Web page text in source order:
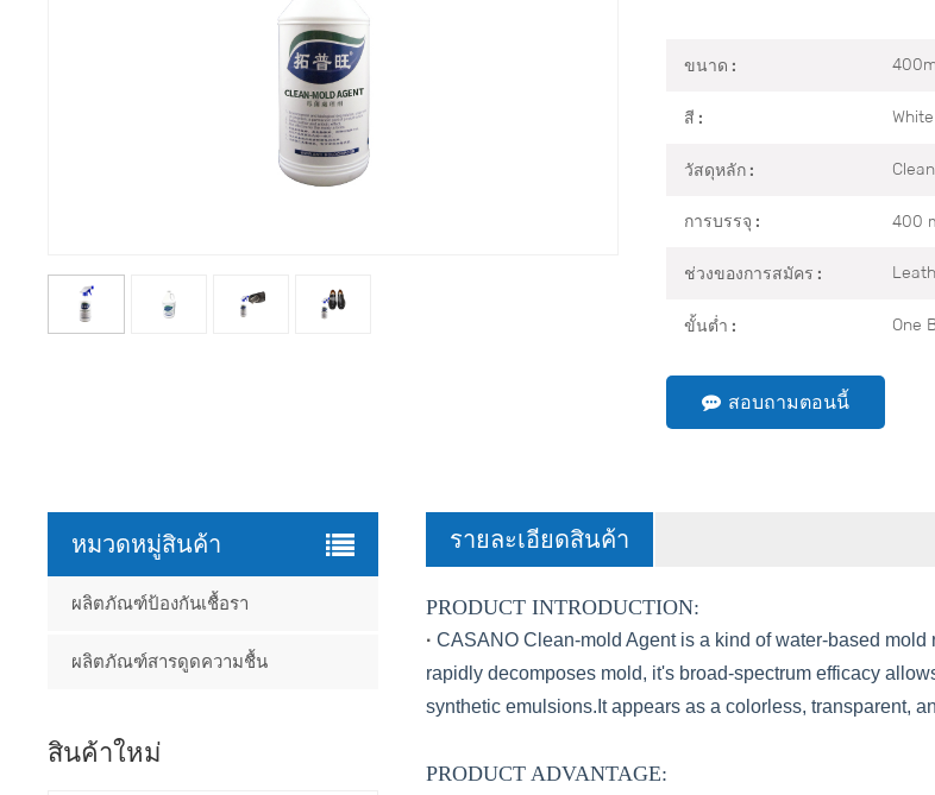
ขนาด :
สี : White
วัสดุหลัก :
การบรรจุ : 400
ช่วงของการสมัคร :
ขั้นต่ำ : One
สอบถามตอนนี้
รายละเอียดสินค้า
PRODUCT INTRODUCTION:
·CASANO Clean-mold Agent is a kind of water-based
rapidly decomposes mold, it's broad-spectrum efficacy
synthetic emulsions.It appears as a colorless, transparent,
PRODUCT ADVANTAGE:
หมวดหมู่สินค้า
ผลิตภัณฑ์ป้องกันเชื้อรา
ผลิตภัณฑ์สารดูดความชื้น
สินค้าใหม่